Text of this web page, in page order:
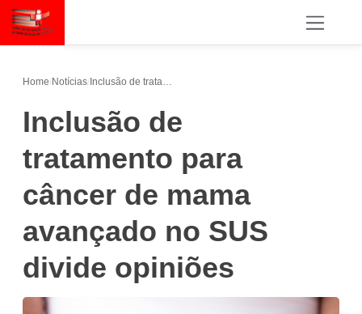
Home/Notícias/
Inclusão de
tratamento para
câncer de mama
avançado no SUS
divide opiniões